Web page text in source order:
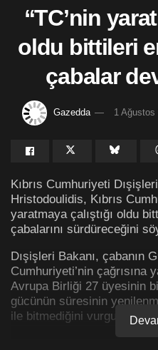
“TC’nin
oldu bittileri
çabalar
Gazedda 1 Ağustos
Kıbrıs Cumhuriyeti
Hristodoulidis, Kıbrıs
yaratmaya çalıştığı oldu
çabalarını sürdüreceğini
Dışişleri Bakanı, çabanın
Cumhuriyeti’nin çağrısına
Avrupa Birliği 27 üyesinin
gücünün süresinin
ile bitmediğini vurguladı.